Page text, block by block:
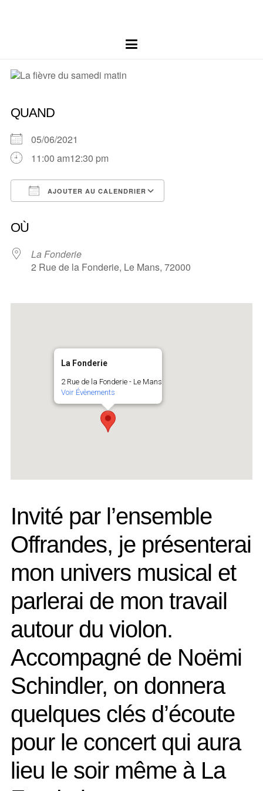
QUAND
05/06/2021
11:00 am12:30 pm
AJOUTER AU CALENDRIER
OÙ
La Fonderie
2 Rue de la Fonderie, Le Mans, 72000
La Fonderie
2 Rue de la Fonderie - Le Mans
Voir Évènements
Invité par l’ensemble
Offrandes, je présenterai
mon univers musical et
parlerai de mon travail
autour du violon.
Accompagné de Noëmi
Schindler, on donnera
quelques clés d’écoute
pour le concert qui aura
lieu le soir même à La